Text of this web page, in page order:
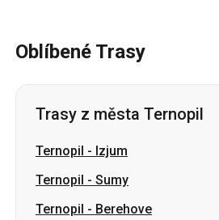
Ternopil-Berehove
Ternopil-Ochtyrka
Ternopil-Poltava
Ternopil-Znamjanka